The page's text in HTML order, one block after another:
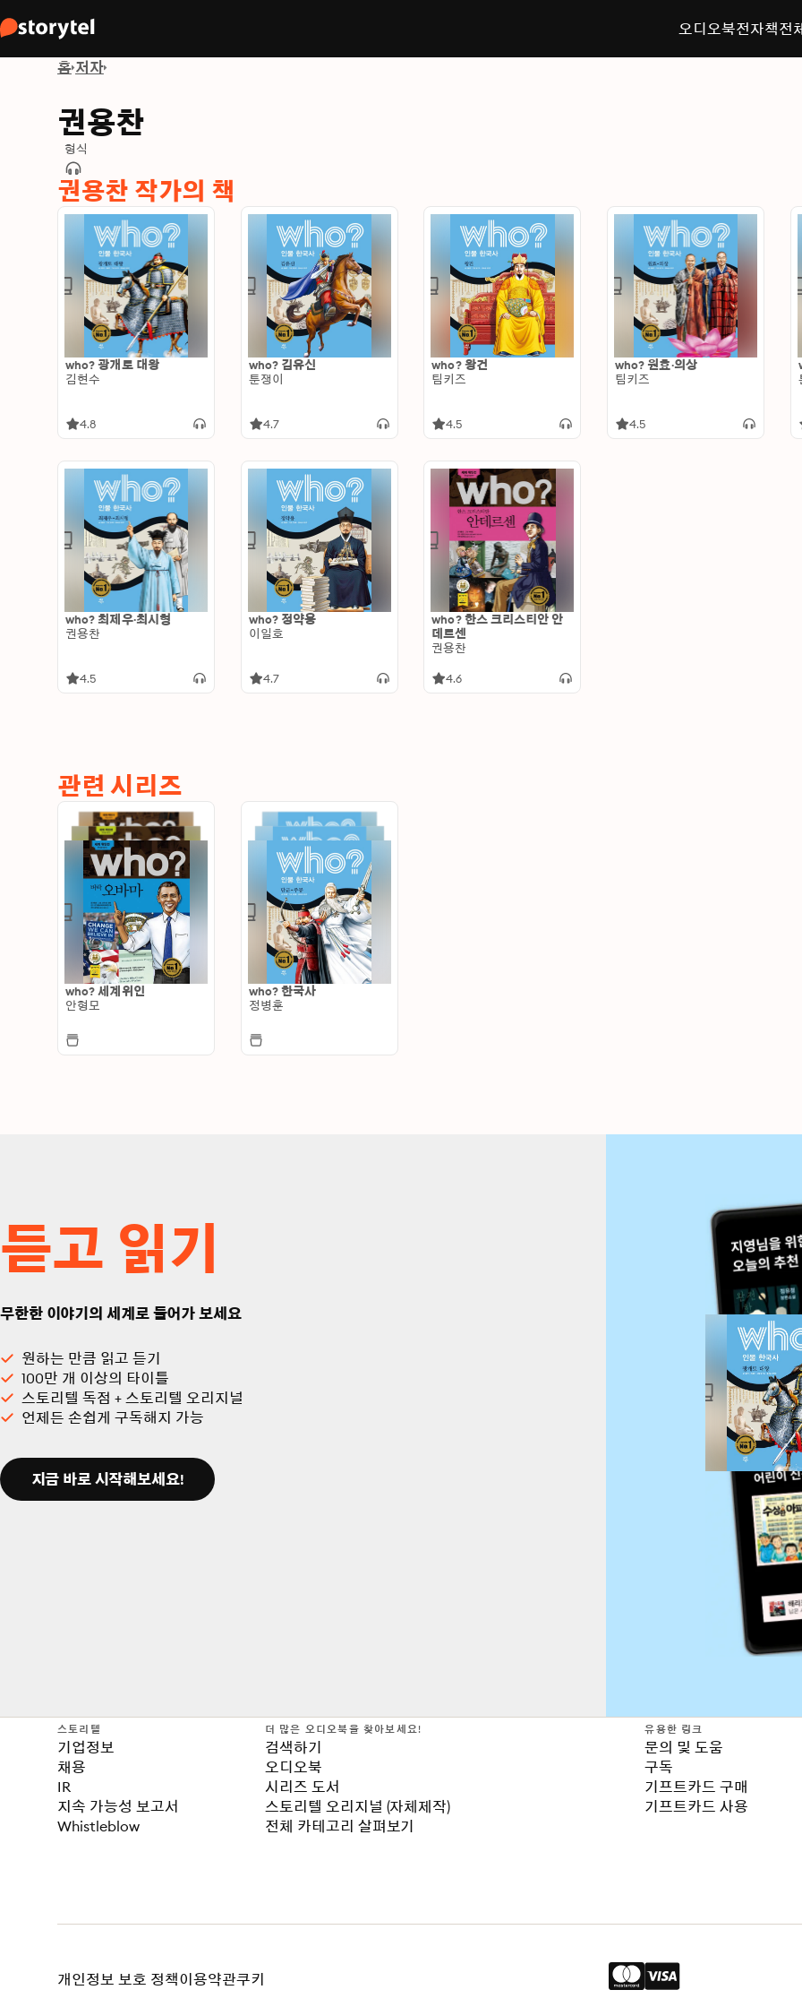
오디오북전자책전
홈 저자
권용찬
형식
권용찬 작가의 책
who? 광개토 대왕
김현수
4.8
who? 김유신
툰쟁이
4.7
who? 왕건
팀키즈
4.5
who? 원효·의상
팀키즈
4.5
who? 최제우·최시형
권용찬
4.5
who? 정약용
이일호
4.7
who? 한스 크리스티안 안
데르센
권용찬
4.6
관련 시리즈
who? 세계위인
안형모
who? 한국사
정병훈
듣고 읽기
무한한 이야기의 세계로 들어가 보세요
원하는 만큼 읽고 듣기
100만 개 이상의 타이틀
스토리텔 독점 + 스토리텔 오리지널
언제든 손쉽게 구독해지 가능
지금 바로 시작해보세요!
스토리텔
기업정보
채용
IR
지속 가능성 보고서
Whistleblow
더 많은 오디오북을 찾아보세요!
검색하기
오디오북
시리즈 도서
스토리텔 오리지널 (자체제작)
전체 카테고리 살펴보기
유용한 링크
문의 및 도움
구독
기프트카드 구매
기프트카드 사용
개인정보 보호 정책이용약관쿠키